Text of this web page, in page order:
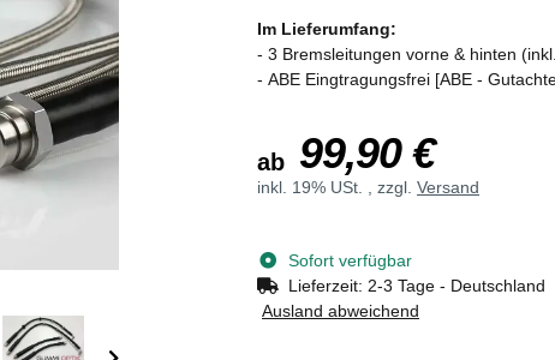
Im Lieferumfang:
- 3 Bremsleitungen vorne & hinten
- ABE Eingtragungsfrei [ABE -
ab 99,90 €
inkl. 19% USt. , zzgl. Versand
Sofort verfügbar
Lieferzeit: 2-3 Tage - Deutschland
Ausland abweichend